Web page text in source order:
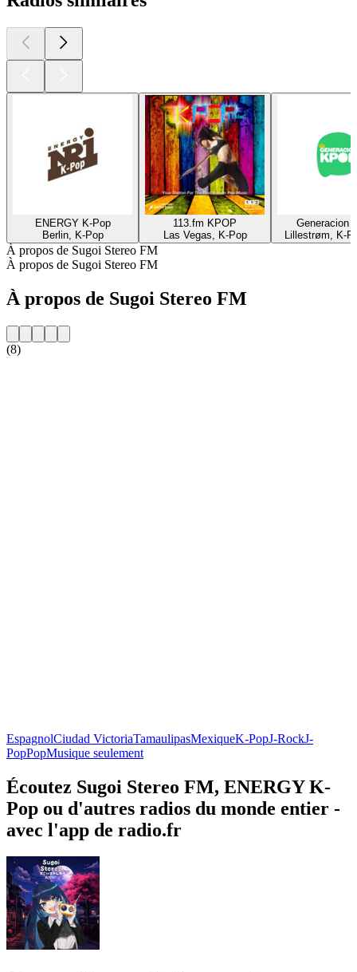
ENERGY K-Pop
Berlin, K-Pop
113.fm KPOP
Las Vegas, K-Pop
Generacion
Lillestrøm, K-
À propos de Sugoi Stereo FM
À propos de Sugoi Stereo FM
À propos de Sugoi Stereo FM
(8)
EspagnolCiudad VictoriaTamaulipasMexiqueK-PopJ-RockJ-
PopPopMusique seulement
Écoutez Sugoi Stereo FM, ENERGY K-
Pop ou d'autres radios du monde entier -
avec l'app de radio.fr